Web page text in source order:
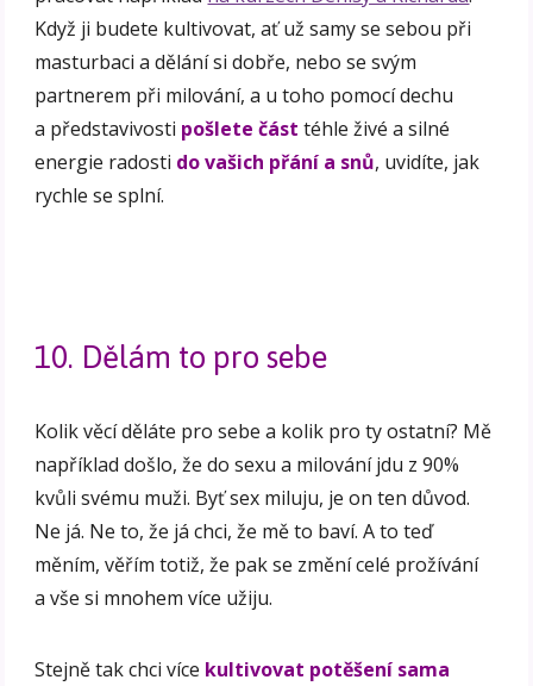
Když ji budete kultivovat, ať už samy se sebou při
masturbaci a dělání si dobře, nebo se svým
partnerem při milování, a u toho pomocí dechu
a představivosti pošlete část téhle živé a silné
energie radosti do vašich přání a snů, uvidíte, jak
rychle se splní.
10. Dělám to pro sebe
Kolik věcí děláte pro sebe a kolik pro ty ostatní? Mě
například došlo, že do sexu a milování jdu z 90%
kvůli svému muži. Byť sex miluju, je on ten důvod.
Ne já. Ne to, že já chci, že mě to baví. A to teď
měním, věřím totiž, že pak se změní celé prožívání
a vše si mnohem více užiju.
Stejně tak chci více kultivovat potěšení sama